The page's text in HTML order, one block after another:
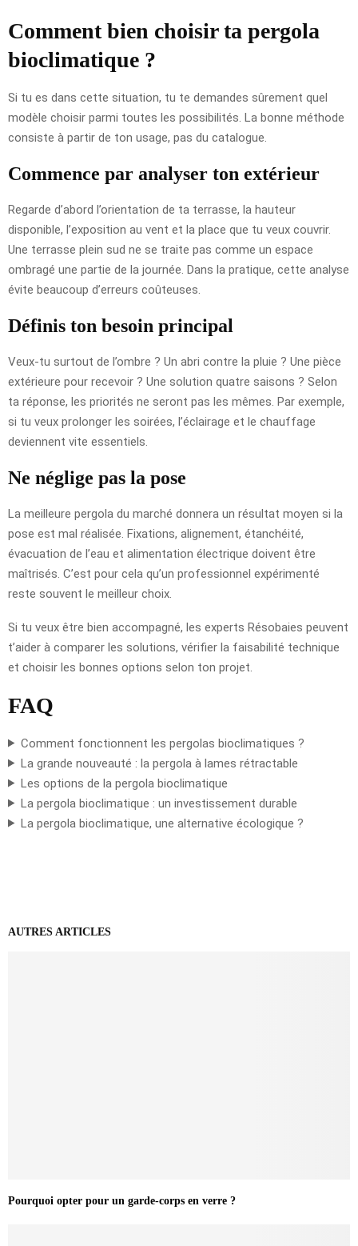
Comment bien choisir ta pergola
bioclimatique ?
Si tu es dans cette situation, tu te demandes sûrement quel
modèle choisir parmi toutes les possibilités. La bonne méthode
consiste à partir de ton usage, pas du catalogue.
Commence par analyser ton extérieur
Regarde d’abord l’orientation de ta terrasse, la hauteur
disponible, l’exposition au vent et la place que tu veux couvrir.
Une terrasse plein sud ne se traite pas comme un espace
ombragé une partie de la journée. Dans la pratique, cette analyse
évite beaucoup d’erreurs coûteuses.
Définis ton besoin principal
Veux-tu surtout de l’ombre ? Un abri contre la pluie ? Une pièce
extérieure pour recevoir ? Une solution quatre saisons ? Selon
ta réponse, les priorités ne seront pas les mêmes. Par exemple,
si tu veux prolonger les soirées, l’éclairage et le chauffage
deviennent vite essentiels.
Ne néglige pas la pose
La meilleure pergola du marché donnera un résultat moyen si la
pose est mal réalisée. Fixations, alignement, étanchéité,
évacuation de l’eau et alimentation électrique doivent être
maîtrisés. C’est pour cela qu’un professionnel expérimenté
reste souvent le meilleur choix.
Si tu veux être bien accompagné, les experts Résobaies peuvent
t’aider à comparer les solutions, vérifier la faisabilité technique
et choisir les bonnes options selon ton projet.
FAQ
Comment fonctionnent les pergolas bioclimatiques ?
La grande nouveauté : la pergola à lames rétractable
Les options de la pergola bioclimatique
La pergola bioclimatique : un investissement durable
La pergola bioclimatique, une alternative écologique ?
AUTRES ARTICLES
Pourquoi opter pour un garde-corps en verre ?